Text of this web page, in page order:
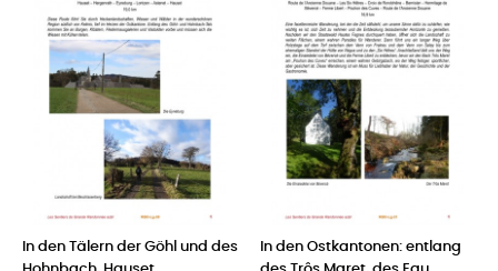
In den Tälern der Göhl und des
In den Ostkantonen: entlang